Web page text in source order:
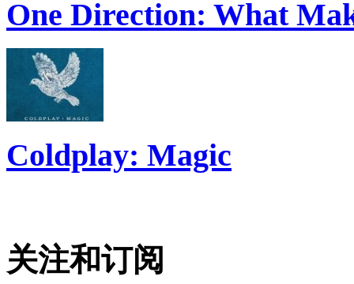
One Direction: What
Coldplay: Magic
关注和订阅